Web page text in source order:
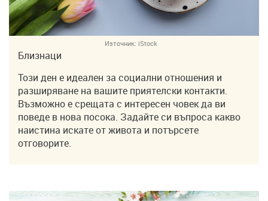
Източник: iStock
Близнаци
Този ден е идеален за социални отношения и
разширяване на вашите приятелски контакти.
Възможно е срещата с интересен човек да ви
поведе в нова посока. Задайте си въпроса какво
наистина искате от живота и потърсете
отговорите.